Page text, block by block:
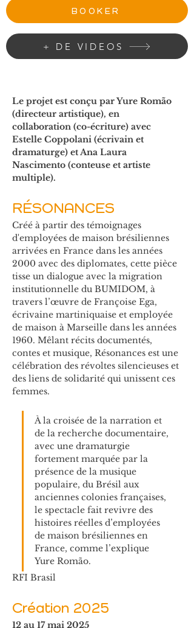
BOOKER
+ DE VIDEOS
Le projet est conçu par Yure Romão
(directeur artistique), en
collaboration (co-écriture) avec
Estelle Coppolani (écrivain et
dramaturge) et Ana Laura
Nascimento (conteuse et artiste
multiple).
RÉSONANCES
Créé à partir des témoignages
d'employées de maison brésiliennes
arrivées en France dans les années
2000 avec des diplomates, cette pièce
tisse un dialogue avec la migration
institutionnelle du BUMIDOM, à
travers l’œuvre de Françoise Ega,
écrivaine martiniquaise et employée
de maison à Marseille dans les années
1960. Mêlant récits documentés,
contes et musique, Résonances est une
célébration des révoltes silencieuses et
des liens de solidarité qui unissent ces
femmes.
À la croisée de la narration et
de la recherche documentaire,
avec une dramaturgie
fortement marquée par la
présence de la musique
populaire, du Brésil aux
anciennes colonies françaises,
le spectacle fait revivre des
histoires réelles d’employées
de maison brésiliennes en
France, comme l’explique
Yure Romão.
RFI Brasil
Création 2025
12 au 17 mai 2025